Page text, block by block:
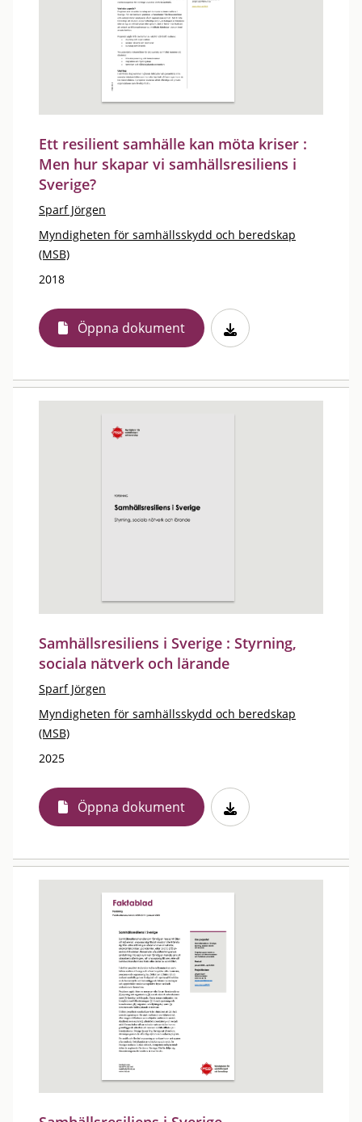
Ett resilient samhälle kan möta kriser :
Men hur skapar vi samhällsresiliens i
Sverige?
Sparf Jörgen
Myndigheten för samhällsskydd och beredskap
(MSB)
2018
Öppna dokument
Samhällsresiliens i Sverige : Styrning,
sociala nätverk och lärande
Sparf Jörgen
Myndigheten för samhällsskydd och beredskap
(MSB)
2025
Öppna dokument